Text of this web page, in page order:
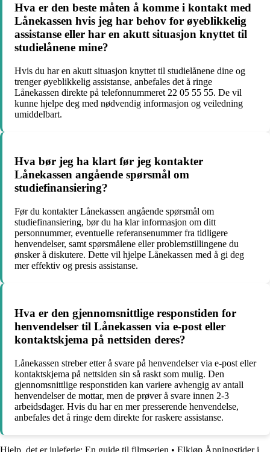
Hva er den beste måten å komme i kontakt med
Lånekassen hvis jeg har behov for øyeblikkelig
assistanse eller har en akutt situasjon knyttet til
studielånene mine?
Hvis du har en akutt situasjon knyttet til studielånene dine og
trenger øyeblikkelig assistanse, anbefales det å ringe
Lånekassen direkte på telefonnummeret 22 05 55 55. De vil
kunne hjelpe deg med nødvendig informasjon og veiledning
umiddelbart.
Hva bør jeg ha klart før jeg kontakter
Lånekassen angående spørsmål om
studiefinansiering?
Før du kontakter Lånekassen angående spørsmål om
studiefinansiering, bør du ha klar informasjon om ditt
personnummer, eventuelle referansenummer fra tidligere
henvendelser, samt spørsmålene eller problemstillingene du
ønsker å diskutere. Dette vil hjelpe Lånekassen med å gi deg
mer effektiv og presis assistanse.
Hva er den gjennomsnittlige responstiden for
henvendelser til Lånekassen via e-post eller
kontaktskjema på nettsiden deres?
Lånekassen streber etter å svare på henvendelser via e-post eller
kontaktskjema på nettsiden sin så raskt som mulig. Den
gjennomsnittlige responstiden kan variere avhengig av antall
henvendelser de mottar, men de prøver å svare innen 2-3
arbeidsdager. Hvis du har en mer presserende henvendelse,
anbefales det å ringe dem direkte for raskere assistanse.
Hjelp, det er juleferie: En guide til filmserien • Elkjøp Åpningstider i